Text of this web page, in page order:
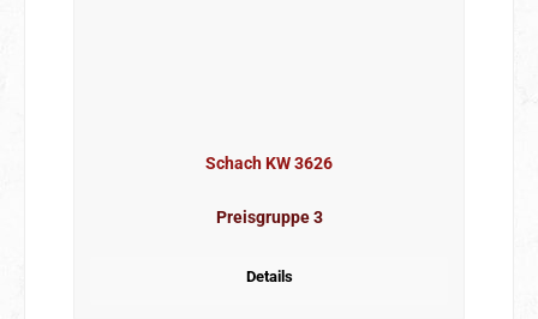
Schach KW 3626
Preisgruppe 3
Details